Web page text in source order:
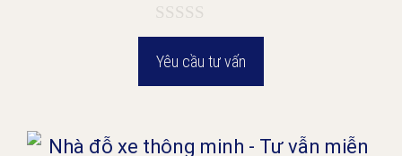
0
n
g
o
Yêu cầu tư vấn